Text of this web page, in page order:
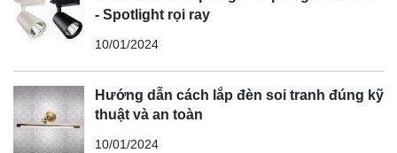
- Spotlight rọi ray
10/01/2024
Hướng dẫn cách lắp đèn soi tranh đúng kỹ
thuật và an toàn
10/01/2024